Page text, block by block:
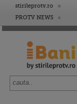
stirileprotv.ro
PROTV NEWS